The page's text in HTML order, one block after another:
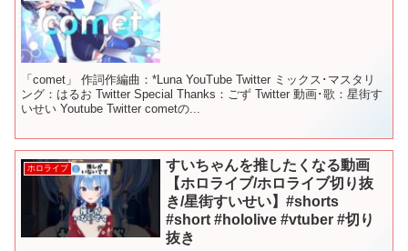
「comet」 作詞作編曲：*Luna YouTube Twitter ミックス･マスタリ
ング：はるお Twitter Special Thanks：ごず Twitter 動画･歌：星街す
いせい Youtube Twitter cometの...
ホロライブ
すいちゃんを推したくなる動画
【ホロライブ/ホロライブ切り抜
き/星街すいせい】#shorts
#short #hololive #vtuber #切り
抜き